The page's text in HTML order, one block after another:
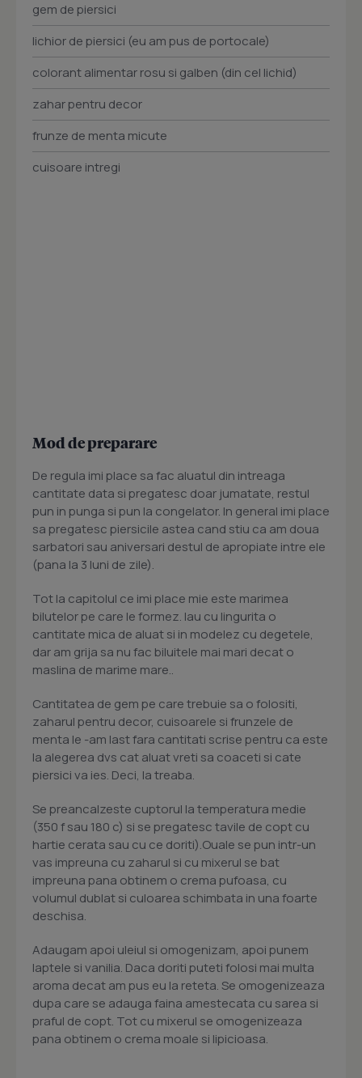
gem de piersici
lichior de piersici (eu am pus de portocale)
colorant alimentar rosu si galben (din cel lichid)
zahar pentru decor
frunze de menta micute
cuisoare intregi
Mod de preparare
De regula imi place sa fac aluatul din intreaga
cantitate data si pregatesc doar jumatate, restul
pun in punga si pun la congelator. In general imi place
sa pregatesc piersicile astea cand stiu ca am doua
sarbatori sau aniversari destul de apropiate intre ele
(pana la 3 luni de zile).
Tot la capitolul ce imi place mie este marimea
bilutelor pe care le formez. Iau cu lingurita o
cantitate mica de aluat si in modelez cu degetele,
dar am grija sa nu fac biluitele mai mari decat o
maslina de marime mare..
Cantitatea de gem pe care trebuie sa o folositi,
zaharul pentru decor, cuisoarele si frunzele de
menta le -am last fara cantitati scrise pentru ca este
la alegerea dvs cat aluat vreti sa coaceti si cate
piersici va ies. Deci, la treaba.
Se preancalzeste cuptorul la temperatura medie
(350 f sau 180 c) si se pregatesc tavile de copt cu
hartie cerata sau cu ce doriti).Ouale se pun intr-un
vas impreuna cu zaharul si cu mixerul se bat
impreuna pana obtinem o crema pufoasa, cu
volumul dublat si culoarea schimbata in una foarte
deschisa.
Adaugam apoi uleiul si omogenizam, apoi punem
laptele si vanilia. Daca doriti puteti folosi mai multa
aroma decat am pus eu la reteta. Se omogenizeaza
dupa care se adauga faina amestecata cu sarea si
praful de copt. Tot cu mixerul se omogenizeaza
pana obtinem o crema moale si lipicioasa.